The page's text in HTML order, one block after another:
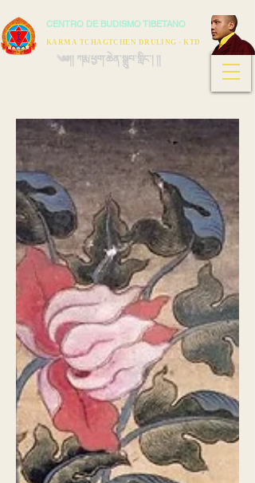
CENTRO DE BUDISMO TIBETANO
༄༅།། ཀརྨ་ཕྱག་ཆེན་སྒྲུབ་གླིང་། །།
KARMA TCHAGTCHEN DRULING - KTD